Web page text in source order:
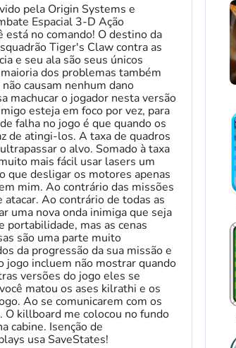
pela Origin Systems e
Espacial 3-D Ação
no comando! O destino da
Tiger's Claw contra as
e seu ala são seus únicos
dos problemas também
causam nenhum dano
machucar o jogador nesta versão
esteja em foco por vez, para
falha no jogo é que quando os
de atingi-los. A taxa de quadros
o alvo. Somado à taxa
mais fácil usar lasers um
que desligar os motores apenas
mim. Ao contrário das missões
atacar. Ao contrário de todas as
uma nova onda inimiga que seja
mas as cenas
são uma parte muito
da progressão da sua missão e
jogo incluem não mostrar quando
versões do jogo eles se
matou os ases kilrathi e os
Ao se comunicarem com os
O killboard me colocou no fundo
cabine. Isenção de
usa SaveStates!